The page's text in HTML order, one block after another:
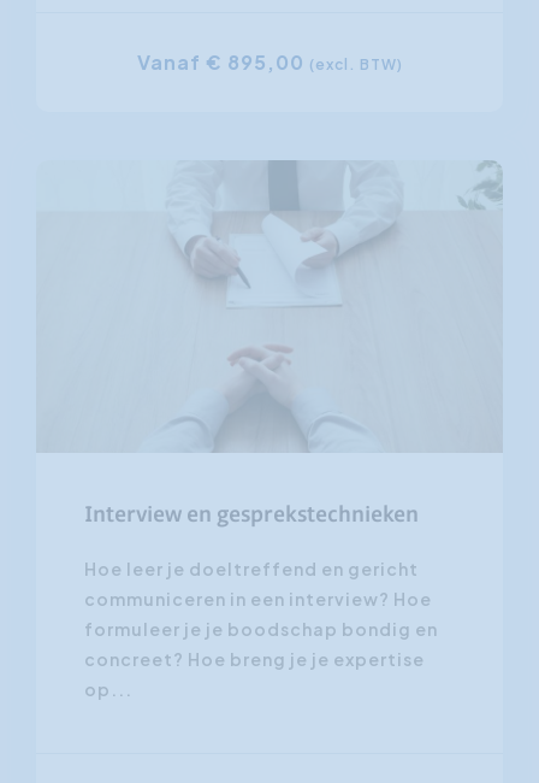
Vanaf € 895,00 (excl. BTW)
Interview en gesprekstechnieken
Hoe leer je doeltreffend en gericht
communiceren in een interview? Hoe
formuleer je je boodschap bondig en
concreet? Hoe breng je je expertise
op...